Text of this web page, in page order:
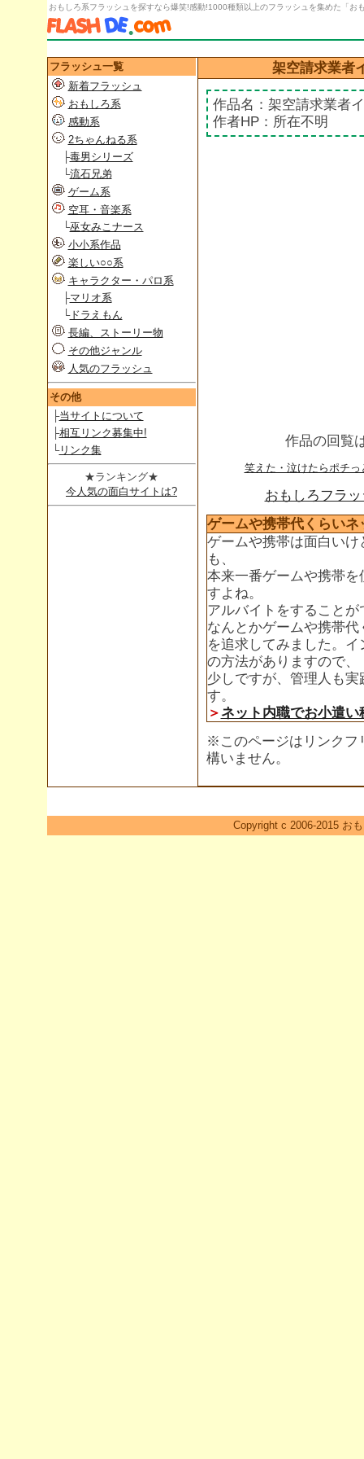
おもしろ系フラッシュを探すなら爆笑!感動!1000種類以上のフラッシュを集めた「お
架空請求業者
作品名：架空請求業者
作者HP：所在不明
作品の回覧
笑えた・泣けたらポチっ
おもしろフラ
ゲームや携帯代くらいネ
ゲームや携帯は面白い
も、
本来一番ゲームや携帯
すよね。
アルバイトをすること
なんとかゲームや携帯
を追求してみました。
の方法がありますので、
少しですが、管理人も
す。
＞ ネット内職でお小遣い
※このページはリンクフ
構いません。
フラッシュ一覧
新着フラッシュ
おもしろ系
感動系
2ちゃんねる系
├毒男シリーズ
└流石兄弟
ゲーム系
空耳・音楽系
└巫女みこナース
小小系作品
楽しい○○系
キャラクター・パロ系
├マリオ系
└ドラえもん
長編、ストーリー物
その他ジャンル
人気のフラッシュ
その他
├当サイトについて
├相互リンク募集中!
└リンク集
★ランキング★
今人気の面白サイトは?
Copyright c 2006-2015 お